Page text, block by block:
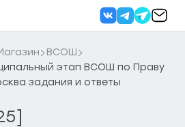
ВСОШ
этап ВСОШ по Праву
задания и ответы